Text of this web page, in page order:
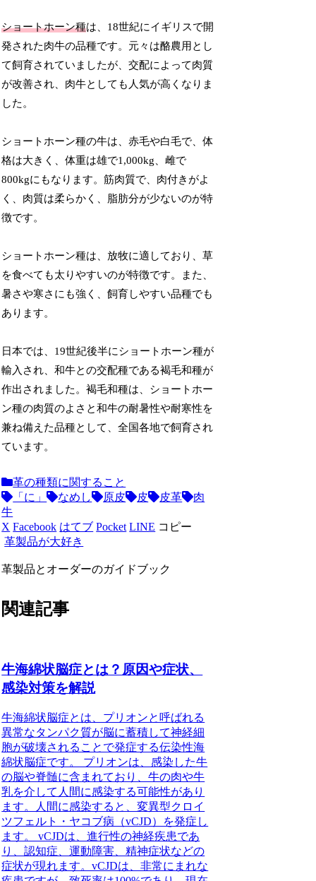
ショートホーン種は、18世紀にイギリスで開
発された肉牛の品種です。元々は酪農用とし
て飼育されていましたが、交配によって肉質
が改善され、肉牛としても人気が高くなりま
した。
ショートホーン種の牛は、赤毛や白毛で、体
格は大きく、体重は雄で1,000kg、雌で
800kgにもなります。筋肉質で、肉付きがよ
く、肉質は柔らかく、脂肪分が少ないのが特
徴です。
ショートホーン種は、放牧に適しており、草
を食べても太りやすいのが特徴です。また、
暑さや寒さにも強く、飼育しやすい品種でも
あります。
日本では、19世紀後半にショートホーン種が
輸入され、和牛との交配種である褐毛和種が
作出されました。褐毛和種は、ショートホー
ン種の肉質のよさと和牛の耐暑性や耐寒性を
兼ね備えた品種として、全国各地で飼育され
ています。
革の種類に関すること
「に」
なめし 原皮 皮 皮革
肉
牛
X Facebook はてブ Pocket LINE コピー
革製品が大好き
革製品とオーダーのガイドブック
関連記事
牛海綿状脳症とは？原因や症状、
感染対策を解説
牛海綿状脳症とは、プリオンと呼ばれる
異常なタンパク質が脳に蓄積して神経細
胞が破壊されることで発症する伝染性海
綿状脳症です。 プリオンは、感染した牛
の脳や脊髄に含まれており、牛の肉や牛
乳を介して人間に感染する可能性があり
ます。人間に感染すると、変異型クロイ
ツフェルト・ヤコブ病（vCJD）を発症し
ます。 vCJDは、進行性の神経疾患であ
り、認知症、運動障害、精神症状などの
症状が現れます。vCJDは、非常にまれな